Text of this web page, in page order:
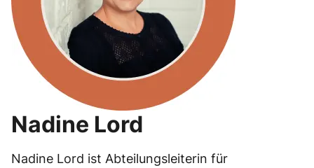
Nadine Lord
Nadine Lord ist Abteilungsleiterin für